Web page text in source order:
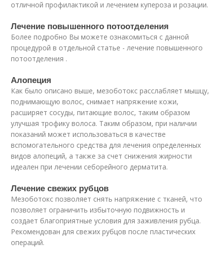
отличной профилактикой и лечением купероза и розации.
Лечение повышенного потоотделения
Более подробно Вы можете ознакомиться с данной
процедурой в отдельной статье - лечение повышенного
потоотделения .
Алопеция
Как было описано выше, мезоботокс расслабляет мышцу,
поднимающую волос, снимает напряжение кожи,
расширяет сосуды, питающие волос, таким образом
улучшая трофику волоса. Таким образом, при наличии
показаний может использоваться в качестве
вспомогательного средства для лечения определенных
видов алопеций, а также за счет снижения жирности
идеален при лечении себорейного дерматита.
Лечение свежих рубцов
Мезоботокс позволяет снять напряжение с тканей, что
позволяет ограничить избыточную подвижность и
создает благоприятные условия для заживления рубца.
Рекомендован для свежих рубцов после пластических
операций.